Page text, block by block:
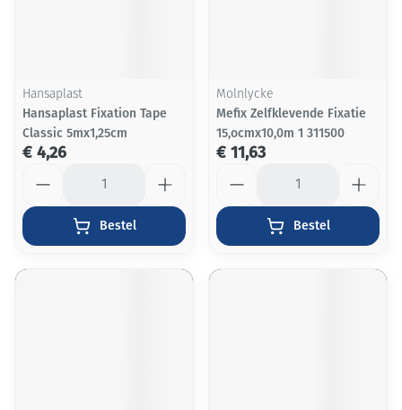
Hansaplast
Hansaplast Fixation Tape
Classic 5mx1,25cm
€ 4,26
Bestel
Molnlycke
Mefix Zelfklevende Fixatie
15,ocmx10,0m 1 311500
€ 11,63
Bestel